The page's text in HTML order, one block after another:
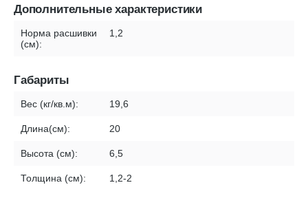
Дополнительные характеристики
Норма расшивки
(см):
1,2
Габариты
Вес (кг/кв.м): 19,6
Длина(см): 20
Высота (см): 6,5
Толщина (см): 1,2-2